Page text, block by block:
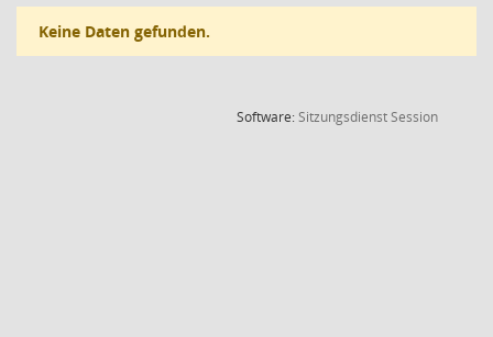
Keine Daten gefunden.
Software:SitzungsdienstSession(Wird in